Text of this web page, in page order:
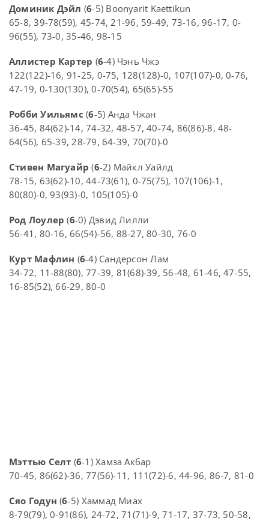
Доминик Дэйл (6-5) Boonyarit Kaettikun
65-8, 39-78(59), 45-74, 21-96, 59-49, 73-16, 96-17, 0-
96(55), 73-0, 35-46, 98-15
Аллистер Картер (6-4) Чэнь Чжэ
122(122)-16, 91-25, 0-75, 128(128)-0, 107(107)-0, 0-76,
47-19, 0-130(130), 0-70(54), 65(65)-55
Робби Уильямс (6-5) Анда Чжан
36-45, 84(62)-14, 74-32, 48-57, 40-74, 86(86)-8, 48-
64(56), 65-39, 28-79, 64-39, 70(70)-0
Стивен Магуайр (6-2) Майкл Уайлд
78-15, 63(62)-10, 44-73(61), 0-75(75), 107(106)-1,
80(80)-0, 93(93)-0, 105(105)-0
Род Лоулер (6-0) Дэвид Лилли
56-41, 80-16, 66(54)-56, 88-27, 80-30, 76-0
Курт Мафлин (6-4) Сандерсон Лам
34-72, 11-88(80), 77-39, 81(68)-39, 56-48, 61-46, 47-55,
16-85(52), 66-29, 80-0
Мэттью Селт (6-1) Хамза Акбар
70-45, 86(62)-36, 77(56)-11, 111(72)-6, 44-96, 86-7, 81-0
Сяо Годун (6-5) Хаммад Миах
8-79(79), 0-91(86), 24-72, 71(71)-9, 71-17, 37-73, 50-58,